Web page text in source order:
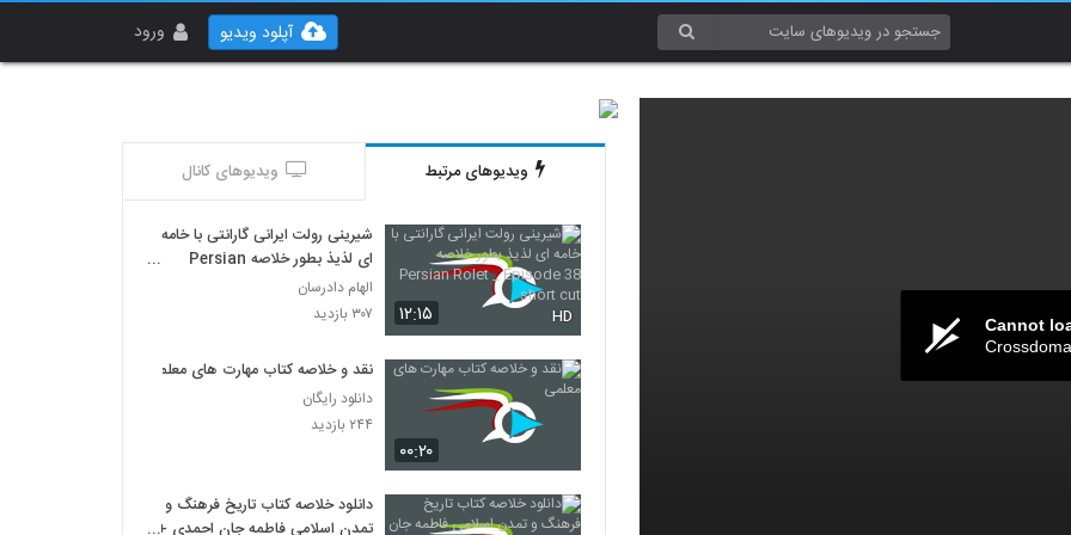
ورود آپلود ویدیو
Cannot
ویدیوهای مرتبط ویدیوهای کانال
۱۲:۱۵ HD
شیرینی رولت ایرانی گارانتی با خامه
ای لذیذ بطور خلاصه Persian
Rolet _ Episode 38 short cut
الهام دادرسان
۳۰۷ بازدید
۰۰:۲۰
نقد و خلاصه کتاب مهارت های معلمی
دانلود رایگان
۲۴۴ بازدید
دانلود خلاصه کتاب تاریخ فرهنگ و
تمدن اسلامی فاطمه جان احمدی +